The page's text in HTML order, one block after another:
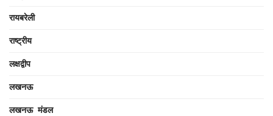
रायबरेली
राष्ट्रीय
लक्षद्वीप
लखनऊ
लखनऊ मंडल